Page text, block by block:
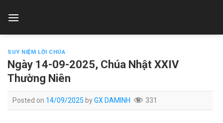
SUY NIỆM LỜI CHÚA
Ngày 14-09-2025, Chúa Nhật XXIV
Thường Niên
Posted on 14/09/2025 byGX DAMINH 331